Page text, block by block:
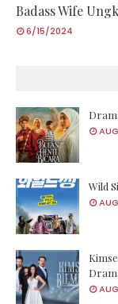
Badass Wife
6/15/2024
Wild